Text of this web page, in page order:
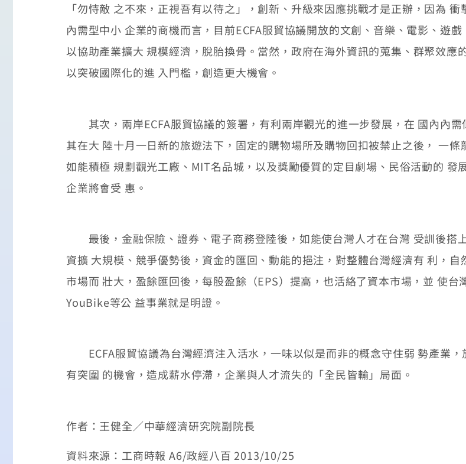
「勿恃敵 之不來，正視吾有以待之」，創新、升級來因應挑戰才是正辦，因為
內需型中小 企業的商機而言，目前ECFA服貿協議開放的文創、音樂、電影、遊
以協助產業擴大 規模經濟，脫胎換骨。當然，政府在海外資訊的蒐集、群聚效
以突破國際化的進 入門檻，創造更大機會。
其次，兩岸ECFA服貿協議的簽署，有利兩岸觀光的進一步發展，在 國內內
其在大 陸十月一日新的旅遊法下，固定的購物場所及購物回扣被禁止之後， 一
如能積極 規劃觀光工廠、MIT名品城，以及獎勵優質的定目劇場、民俗活動的
企業將會受 惠。
最後，金融保險、證券、電子商務登陸後，如能使台灣人才在台灣 受訓後搭
資擴 大規模、競爭優勢後，資金的匯回、動能的挹注，對整體台灣經濟有 利，
市場而 壯大，盈餘匯回後，每股盈餘（EPS）提高，也活絡了資本市場，並 使
YouBike等公 益事業就是明證。
ECFA服貿協議為台灣經濟注入活水，一味以似是而非的概念守住弱 勢產業，
有突圍 的機會，造成薪水停滯，企業與人才流失的「全民皆輸」局面。
作者：王健全／中華經濟研究院副院長
資料來源：工商時報 A6/政經八百 2013/10/25